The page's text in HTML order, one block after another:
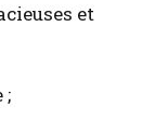
et
;